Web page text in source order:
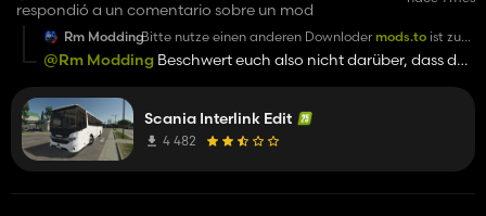
respondió a un comentario sobre un mod
Rm ModdingBitte nutze einen anderen Downlodermods.toist zu
schlecht
@Rm Modding Beschwert euch also nicht darüber, dass der
angeboten wird. Viel Spaß trotzdem!
Scania Interlink Edit
4 482